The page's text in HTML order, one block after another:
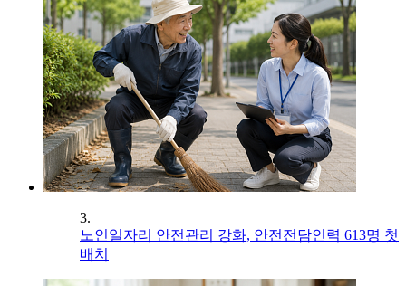
3.
노인일자리 안전관리 강화, 안전전담인력 613명 첫
배치